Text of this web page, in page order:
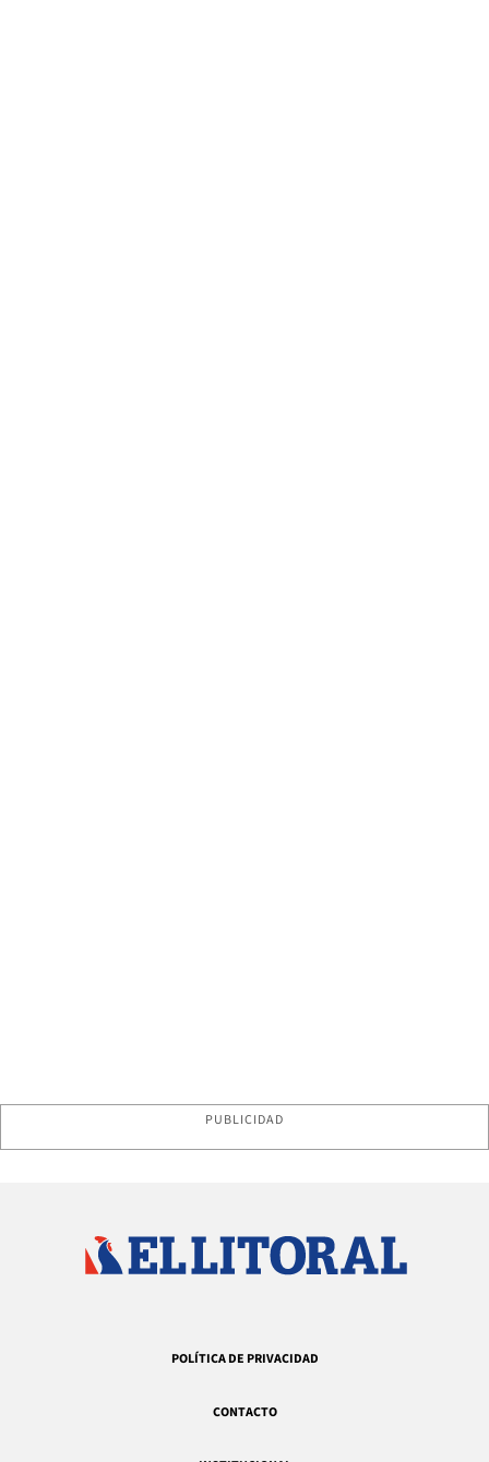
PUBLICIDAD
POLÍTICA DE PRIVACIDAD
CONTACTO